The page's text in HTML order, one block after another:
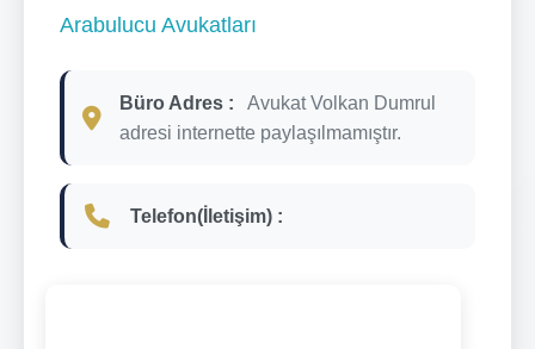
Arabulucu Avukatları
Büro Adres :
Avukat Volkan Dumrul
adresi internette paylaşılmamıştır.
Telefon(İletişim) :